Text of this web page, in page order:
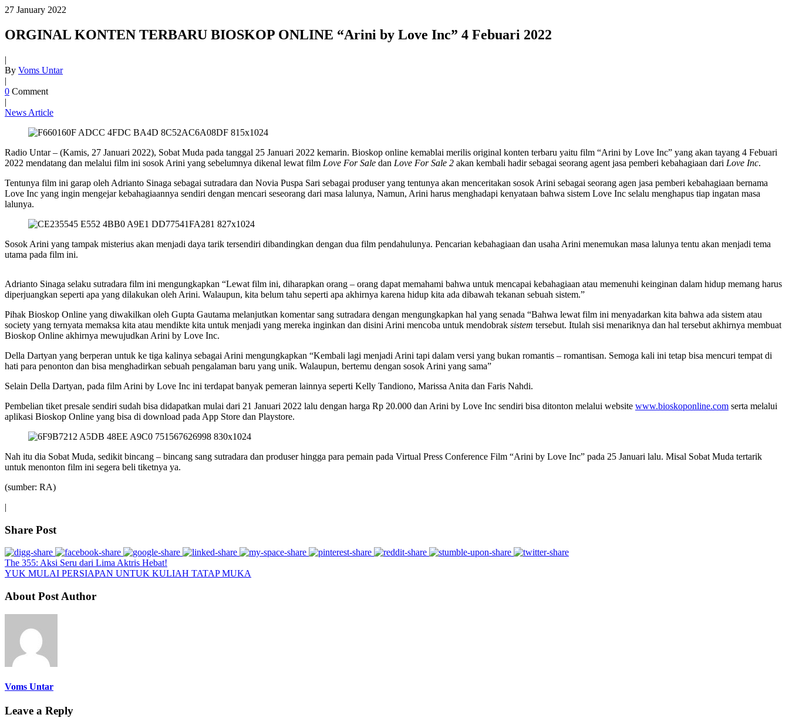
27 January 2022
ORGINAL KONTEN TERBARU BIOSKOP ONLINE “Arini by Love Inc” 4 Febuari 2022
|
By Voms Untar
|
0 Comment
|
News Article
Radio Untar – (Kamis, 27 Januari 2022), Sobat Muda pada tanggal 25 Januari 2022 kemarin. Bioskop online kemablai merilis original konten terbaru yaitu film “Arini by Love Inc” yang akan tayang 4 Febuari
2022 mendatang dan melalui film ini sosok Arini yang sebelumnya dikenal lewat film Love For Sale dan Love For Sale 2 akan kembali hadir sebagai seorang agent jasa pemberi kebahagiaan dari Love Inc.
Tentunya film ini garap oleh Adrianto Sinaga sebagai sutradara dan Novia Puspa Sari sebagai produser yang tentunya akan menceritakan sosok Arini sebagai seorang agen jasa pemberi kebahagiaan bernama
Love Inc yang ingin mengejar kebahagiaannya sendiri dengan mencari seseorang dari masa lalunya, Namun, Arini harus menghadapi kenyataan bahwa sistem Love Inc selalu menghapus tiap ingatan masa
lalunya.
Sosok Arini yang tampak misterius akan menjadi daya tarik tersendiri dibandingkan dengan dua film pendahulunya. Pencarian kebahagiaan dan usaha Arini menemukan masa lalunya tentu akan menjadi tema
utama pada film ini.
Adrianto Sinaga selaku sutradara film ini mengungkapkan “Lewat film ini, diharapkan orang – orang dapat memahami bahwa untuk mencapai kebahagiaan atau memenuhi keinginan dalam hidup memang harus
diperjuangkan seperti apa yang dilakukan oleh Arini. Walaupun, kita belum tahu seperti apa akhirnya karena hidup kita ada dibawah tekanan sebuah sistem.”
Pihak Bioskop Online yang diwakilkan oleh Gupta Gautama melanjutkan komentar sang sutradara dengan mengungkapkan hal yang senada “Bahwa lewat film ini menyadarkan kita bahwa ada sistem atau
society yang ternyata memaksa kita atau mendikte kita untuk menjadi yang mereka inginkan dan disini Arini mencoba untuk mendobrak sistem tersebut. Itulah sisi menariknya dan hal tersebut akhirnya membuat
Bioskop Online akhirnya mewujudkan Arini by Love Inc.
Della Dartyan yang berperan untuk ke tiga kalinya sebagai Arini mengungkapkan “Kembali lagi menjadi Arini tapi dalam versi yang bukan romantis – romantisan. Semoga kali ini tetap bisa mencuri tempat di
hati para penonton dan bisa menghadirkan sebuah pengalaman baru yang unik. Walaupun, bertemu dengan sosok Arini yang sama”
Selain Della Dartyan, pada film Arini by Love Inc ini terdapat banyak pemeran lainnya seperti Kelly Tandiono, Marissa Anita dan Faris Nahdi.
Pembelian tiket presale sendiri sudah bisa didapatkan mulai dari 21 Januari 2022 lalu dengan harga Rp 20.000 dan Arini by Love Inc sendiri bisa ditonton melalui website www.bioskoponline.com serta melalui
aplikasi Bioskop Online yang bisa di download pada App Store dan Playstore.
Nah itu dia Sobat Muda, sedikit bincang – bincang sang sutradara dan produser hingga para pemain pada Virtual Press Conference Film “Arini by Love Inc” pada 25 Januari lalu. Misal Sobat Muda tertarik
untuk menonton film ini segera beli tiketnya ya.
(sumber: RA)
|
Share Post
The 355: Aksi Seru dari Lima Aktris Hebat!
YUK MULAI PERSIAPAN UNTUK KULIAH TATAP MUKA
About Post Author
Voms Untar
Leave a Reply